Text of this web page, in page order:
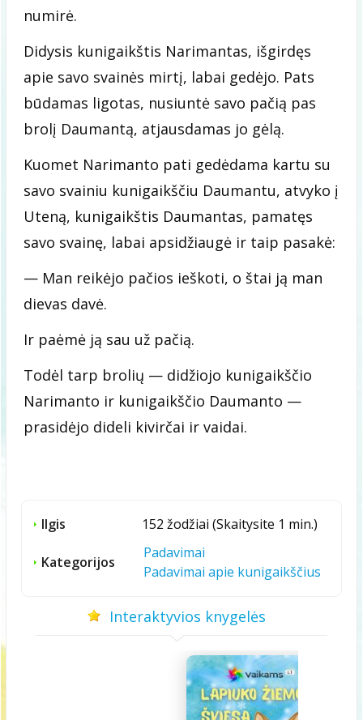
numirė.
Didysis kunigaikštis Narimantas, išgirdęs
apie savo svainės mirtį, labai gedėjo. Pats
būdamas ligotas, nusiuntė savo pačią pas
brolį Daumantą, atjausdamas jo gėlą.
Kuomet Narimanto pati gedėdama kartu su
savo svainiu kunigaikščiu Daumantu, atvyko į
Uteną, kunigaikštis Daumantas, pamatęs
savo svainę, labai apsidžiaugė ir taip pasakė:
— Man reikėjo pačios ieškoti, o štai ją man
dievas davė.
Ir paėmė ją sau už pačią.
Todėl tarp brolių — didžiojo kunigaikščio
Narimanto ir kunigaikščio Daumanto —
prasidėjo dideli kivirčai ir vaidai.
Ilgis 152 žodžiai (Skaitysite 1 min.)
Kategorijos
Padavimai
Padavimai apie kunigaikščius
Interaktyvios knygelės